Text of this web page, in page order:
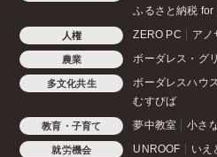
ふるさと納税 for
人権 ZERO PC アノ
農業 ボーダレス・グ
多文化共生 ボーダレスハウ
むすびば
教育・子育て 夢中教室 小さ
就労機会 UNROOF いえ